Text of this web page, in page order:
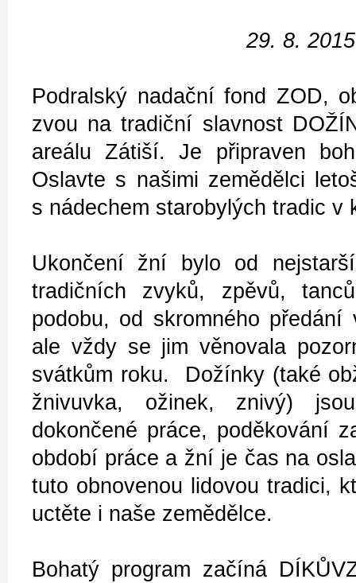
29. 8.
Podralský nadační fond ZOD,
zvou na tradiční slavnost
areálu Zátiší. Je připraven
Oslavte s našimi zemědělci
s nádechem starobylých tradic
Ukončení žní bylo od
tradičních zvyků, zpěvů,
podobu, od skromného
ale vždy se jim věnovala
svátkům roku. Dožínky (také
žnivuvka, ožinek, znivý)
dokončené práce, poděkování
období práce a žní je čas na
tuto obnovenou lidovou tradici,
uctěte i naše zemědělce.
Bohatý program začíná